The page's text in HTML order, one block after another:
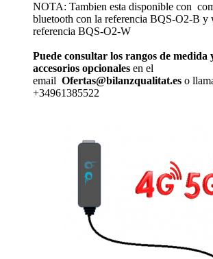
NOTA: Tambien esta disponible con
bluetooth con la referencia BQS-O2-B y
referencia BQS-O2-W
Puede consultar los rangos de medida
accesorios opcionales en el
email Ofertas@bilanzqualitat.es o
+34961385522